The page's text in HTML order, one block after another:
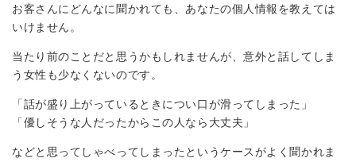
お客さんにどんなに聞かれても、あなたの個人情報を教えては
いけません。
当たり前のことだと思うかもしれませんが、意外と話してしま
う女性も少なくないのです。
「話が盛り上がっているときについ口が滑ってしまった」
「優しそうな人だったからこの人なら大丈夫」
などと思ってしゃべってしまったというケースがよく聞かれま